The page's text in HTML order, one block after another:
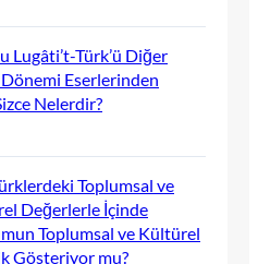
Lugâti’t-Türk’ü Diğer
Eserlerinden
Nelerdir?
Toplumsal ve
Değerlerle İçinde
Toplumsal ve Kültürel
Gösteriyor mu?